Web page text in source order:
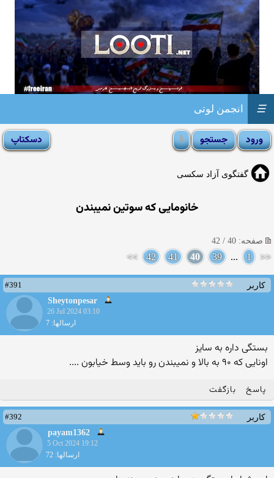
انجمن لوتی ☰
گفتگوی آزاد سکسی
خانومایی كه سوتین نمیبندن
صفحه: 40 / 42
<<
1
...
39
40
41
42
>>
کاربر
#391
Sheytonpesar
26 Jul 2024 03:10
ارسالها: 7
بستگی داره به سایز
اونایی که ۹۰ به بالا و نمیبندن رو باید وسط خیابون ....
پاسخ بازگفت
کاربر
#392
payam1362
5 Oct 2024 19:12
ارسالها: 72